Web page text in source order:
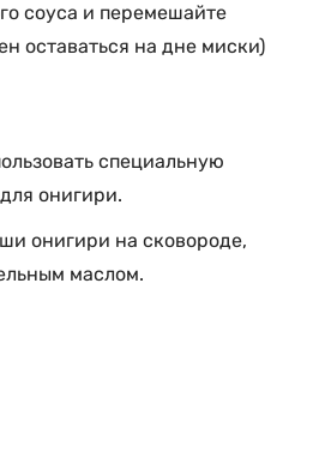
соуса и перемешайте
оставаться на дне миски)
специальную
онигири.
онигири на сковороде,
маслом.